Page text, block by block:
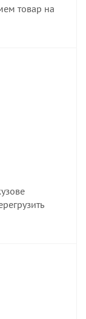
товар на